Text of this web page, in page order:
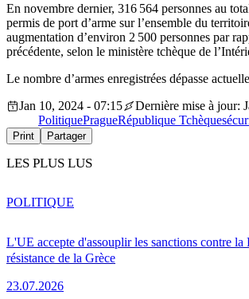
En novembre dernier, 316 564 personnes au
permis de port d’arme sur l’ensemble du
augmentation d’environ 2 500 personnes par
précédente, selon le ministère tchèque de
Le nombre d’armes enregistrées dépasse
Jan 10, 2024 - 07:15
Dernière mise à jour:
PolitiquePragueRépublique Tchèque
Print Partager
LES PLUS LUS
L'UE accepte d'assouplir les sanctions contre la
résistance de la Grèce
23.07.2026
POLITIQUE